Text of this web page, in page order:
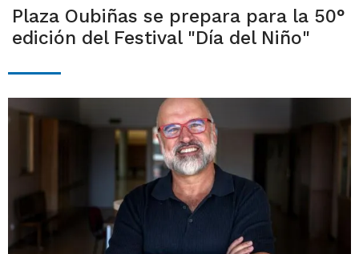
Plaza Oubiñas se prepara para la 50°
edición del Festival "Día del Niño"